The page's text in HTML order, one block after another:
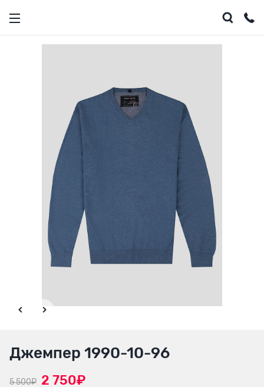
Джемпер 1990-10-96
5 500₽ 2 750₽